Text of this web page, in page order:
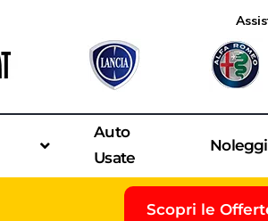
Auto
Usate
Scopri le